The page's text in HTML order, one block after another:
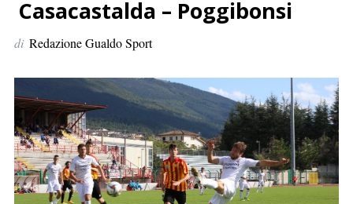
e
r
Casacastalda – Poggibonsi
di Redazione Gualdo Sport